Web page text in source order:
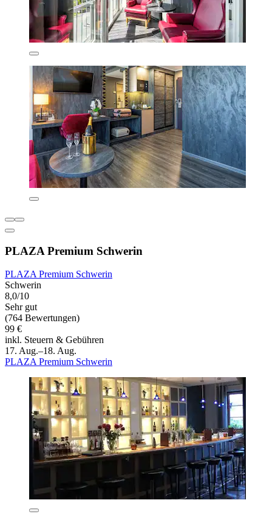
PLAZA Premium Schwerin
PLAZA Premium Schwerin
Schwerin
8,0/10
Sehr gut
(764 Bewertungen)
99 €
inkl. Steuern & Gebühren
17. Aug.–18. Aug.
PLAZA Premium Schwerin